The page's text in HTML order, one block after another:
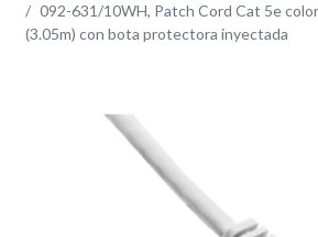
092-631/10WH, Patch Cord Cat 5e
(3.05m) con bota protectora inyectada